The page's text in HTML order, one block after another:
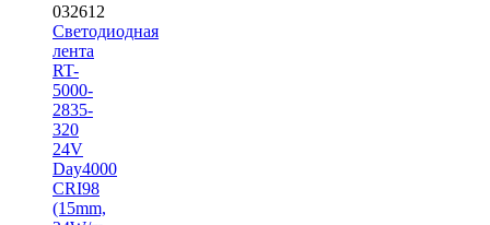
032612
Светодиодная
лента
RT-
5000-
2835-
320
24V
Day4000
CRI98
(15mm,